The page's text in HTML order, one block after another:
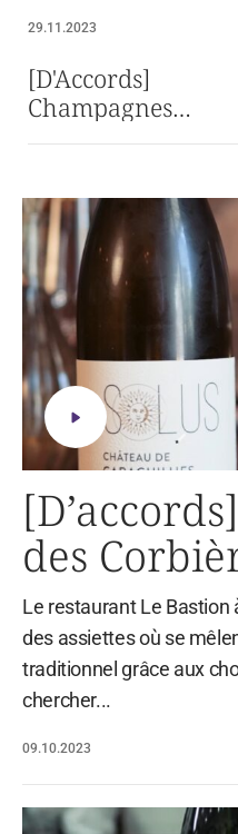
29.11.2023
[D'Accords]
Champagnes
Legras & Haas
restaurant Le
Georges
09.10.2023
des
par les
Bastion
Le restaurant Le Bastion
des assiettes où se
traditionnel grâce aux
chercher...